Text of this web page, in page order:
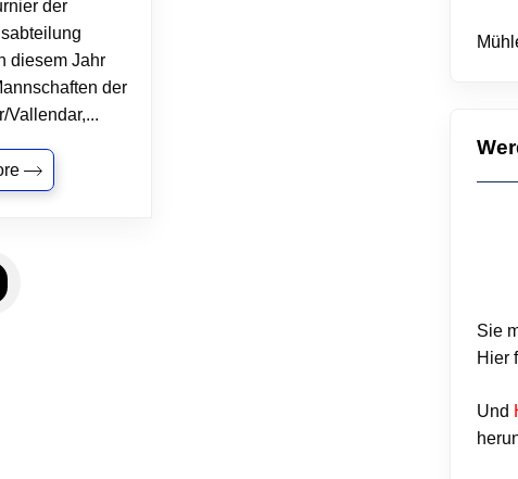
der
diesem Jahr
der
Vallendar,...
Sie
Hier
Und